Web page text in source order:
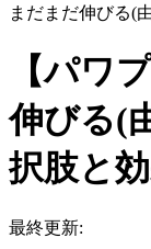
まだまだ伸びる(
【パワ
伸びる(
択肢と
最終更新: